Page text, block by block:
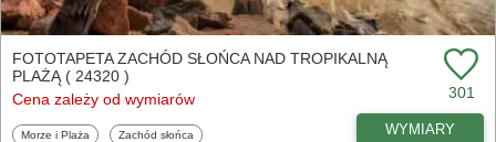
FOTOTAPETA ZACHÓD SŁOŃCA NAD TROPIKALNĄ
PLAŻĄ ( 24320 )
Cena zależy od wymiarów
301
Fototapety
Morze i Plaża Fototapety
Zachód słońca WYMIARY